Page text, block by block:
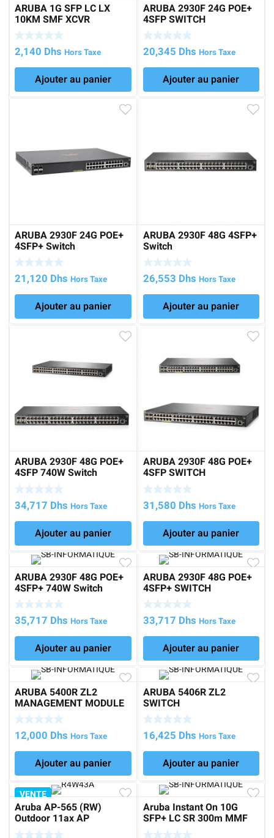
ARUBA 1G SFP LC LX
10KM SMF XCVR
2,140 Dhs Hors Taxe
Ajouter au panier
ARUBA 2930F 24G POE+
4SFP SWITCH
20,345 Dhs Hors Taxe
Ajouter au panier
ARUBA 2930F 24G POE+
4SFP+ Switch
21,120 Dhs Hors Taxe
Ajouter au panier
ARUBA 2930F 48G 4SFP+
Switch
26,553 Dhs Hors Taxe
Ajouter au panier
ARUBA 2930F 48G POE+
4SFP 740W Switch
34,717 Dhs Hors Taxe
Ajouter au panier
ARUBA 2930F 48G POE+
4SFP SWITCH
31,580 Dhs Hors Taxe
Ajouter au panier
ARUBA 2930F 48G POE+
4SFP+ 740W Switch
35,717 Dhs Hors Taxe
Ajouter au panier
ARUBA 2930F 48G POE+
4SFP+ SWITCH
33,717 Dhs Hors Taxe
Ajouter au panier
ARUBA 5400R ZL2
MANAGEMENT MODULE
12,000 Dhs Hors Taxe
Ajouter au panier
ARUBA 5406R ZL2
SWITCH
16,425 Dhs Hors Taxe
Ajouter au panier
VENTE
Aruba AP-565 (RW)
Outdoor 11ax AP
Aruba Instant On 10G
SFP+ LC SR 300m MMF
Transceiver 36M